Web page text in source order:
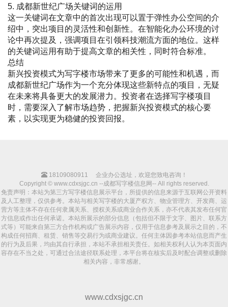
5. 成都新世纪广场关键词的运用
这一关键词在文章中的首次出现可以置于弹性办公空间的介
绍中，突出项目的灵活性和创新性。在智能化办公环境的讨
论中再次提及，强调项目在引领科技潮流方面的地位。这样
的关键词运用有助于提高文章的相关性，同时符合标准。
总结
新兴投资模式为写字楼市场带来了更多的可能性和机遇，而
成都新世纪广场作为一个充分体现这些新特点的项目，无疑
在未来将具备更大的发展潜力。投资者在选择写字楼项目
时，需要深入了解市场趋势，把握新兴投资模式的核心要
素，以实现更为稳健的投资回报。
18109080911
企业办公选址，欢迎您致电咨询！
Copyright © www.cdxsjgc.cn --成都写字楼信息网-- All rights reserved.
免责声明：本站为第三方写字楼信息展示平台，所提供的信息来源于互联网公开资料
及人工整理，仅供参考。本站与相关写字楼的大厦产权方、物业管理方、开发商、运
营方等主体不存在任何隶属关系、授权关系或商业合作关系，亦不代表其发布任何官
方信息或作出任何承诺。本站所展示的部分信息（包括但不限于文字、图片、联系方
式等）可能来自第三方合作机构或广告展示内容，仅用于信息参考及展示之目的，不
构成任何招商、租赁、销售等交易行为或商业建议。任何主体因参考本站信息而产生
的行为及后果，均由其自行承担，本站不承担相关责任。如相关权利人认为本页面内
容存在不当之处，可通过合法途径联系处理，本平台将在核实后及时配合调整或删除
相关内容，非常感谢。
www.cdxsjgc.cn